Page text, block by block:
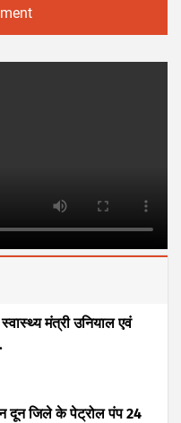
मंत्री उनियाल एवं
दून जिले के पेट्रोल पंप 24